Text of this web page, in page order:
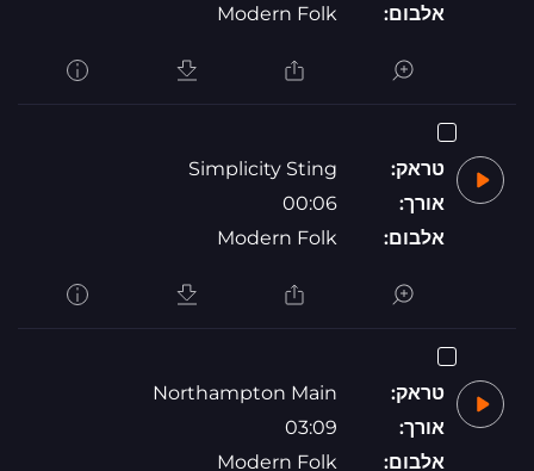
אלבום:
Modern Folk
טראק:
Simplicity Sting
אורך:
00:06
אלבום:
Modern Folk
טראק:
Northampton Main
אורך:
03:09
אלבום:
Modern Folk